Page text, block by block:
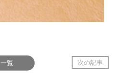
一覧 次の記事